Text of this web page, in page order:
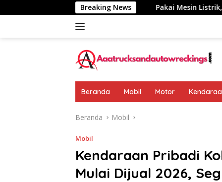
ke
Breaking NewsPakai Mesin Listrik, Jarak
Beranda Mobil Motor
Beranda Mobil
Mobil
Kendaraan Pribadi
Mulai Dijual 2026,